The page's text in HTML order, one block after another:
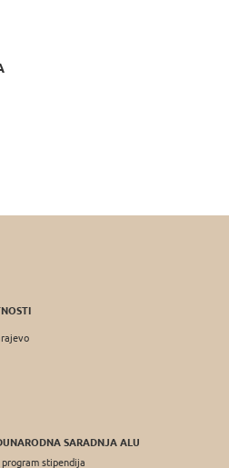
SARADNJA ALU
stipendija